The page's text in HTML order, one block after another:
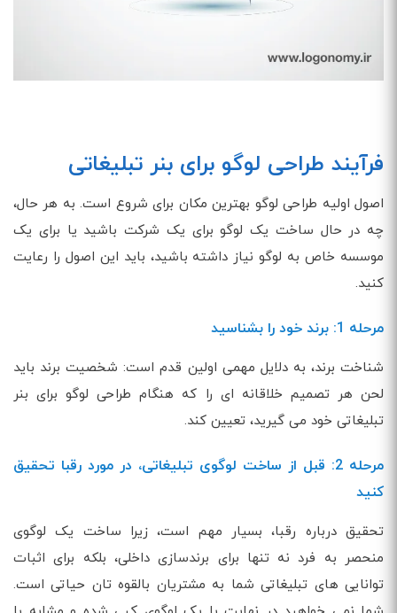
فرآیند طراحی لوگو برای بنر تبلیغاتی
اصول اولیه طراحی لوگو بهترین مکان برای شروع است. به هر حال،
چه در حال ساخت یک لوگو برای یک شرکت باشید یا برای یک
موسسه خاص به لوگو نیاز داشته باشید، باید این اصول را رعایت
کنید.
مرحله 1: برند خود را بشناسید
شناخت برند، به دلایل مهمی اولین قدم است: شخصیت برند باید
لحن هر تصمیم خلاقانه ای را که هنگام طراحی لوگو برای بنر
تبلیغاتی خود می گیرید، تعیین کند.
مرحله 2: قبل از ساخت لوگوی تبلیغاتی، در مورد رقبا تحقیق
کنید
تحقیق درباره رقبا، بسیار مهم است، زیرا ساخت یک لوگوی
منحصر به فرد نه تنها برای برندسازی داخلی، بلکه برای اثبات
توانایی های تبلیغاتی شما به مشتریان بالقوه تان حیاتی است.